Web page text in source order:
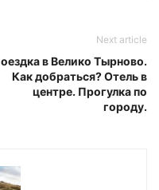
Next article
в Велико Тырново.
Как добраться? Отель в
центре. Прогулка по
городу.